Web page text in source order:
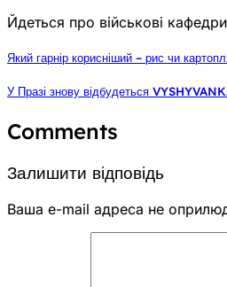
Йдеться про військові
Який гарнір корисніший – рис чи
У Празі знову відбудеться
Comments
Залишити відповідь
Ваша e-mail адреса не